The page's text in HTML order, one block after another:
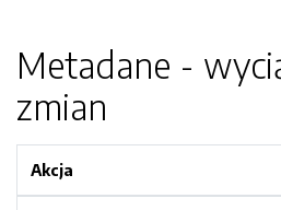
Metadane -
zmian
Akcja